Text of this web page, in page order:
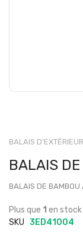
BALAIS D'EXTÉRIEUR
BALAIS
BALAIS DE BAMBOU
Plus que 1 en stock
SKU 3ED41004